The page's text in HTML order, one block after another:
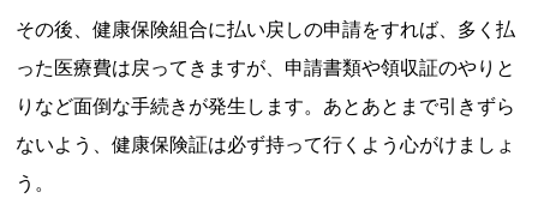
その後、健康保険組合に払い戻しの申請をすれば、多く払
った医療費は戻ってきますが、申請書類や領収証のやりと
りなど面倒な手続きが発生します。あとあとまで引きずら
ないよう、健康保険証は必ず持って行くよう心がけましょ
う。